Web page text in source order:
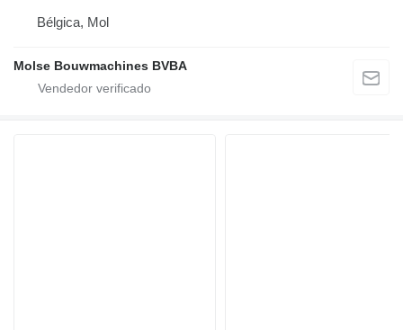
Bélgica, Mol
Molse Bouwmachines BVBA